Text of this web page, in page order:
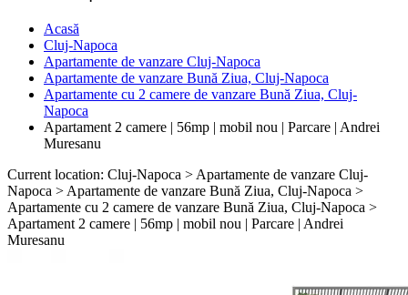
Acasă
Cluj-Napoca
Apartamente de vanzare Cluj-Napoca
Apartamente de vanzare Bună Ziua, Cluj-Napoca
Apartamente cu 2 camere de vanzare Bună Ziua, Cluj-
Napoca
Apartament 2 camere | 56mp | mobil nou | Parcare | Andrei
Muresanu
Current location: Cluj-Napoca > Apartamente de vanzare Cluj-
Napoca > Apartamente de vanzare Bună Ziua, Cluj-Napoca >
Apartamente cu 2 camere de vanzare Bună Ziua, Cluj-Napoca >
Apartament 2 camere | 56mp | mobil nou | Parcare | Andrei
Muresanu